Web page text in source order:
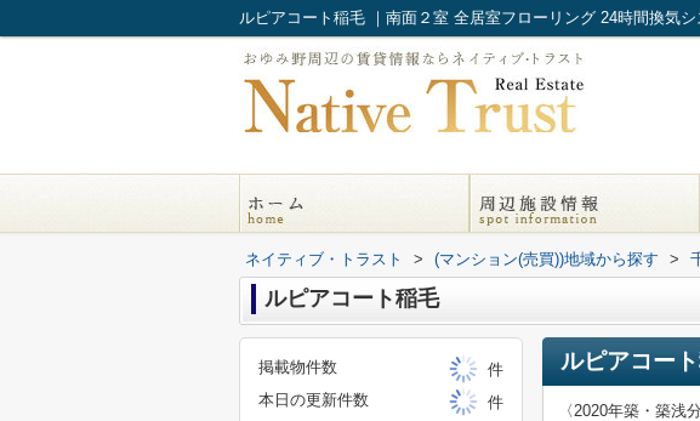
ネイティブ・トラスト > (マンション(売買))地域から探す >
ルピアコート稲毛
ルピアコー
〈2020年築・築浅
掲載物件数
件
本日の更新件数
件